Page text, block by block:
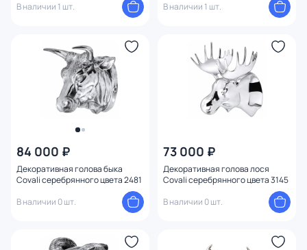
В наличии 1 шт.
В наличии 1 шт.
84 000 ₽
Декоративная голова быка
Covali серебрянного цвета 2481
В наличии 0 шт.
73 000 ₽
Декоративная голова лося
Covali серебрянного цвета 3145
В наличии 0 шт.
Высота (см)